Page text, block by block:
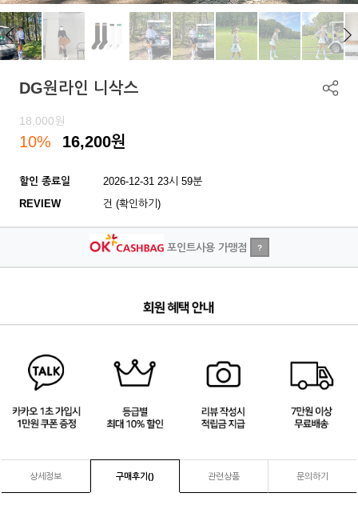
DG원라인 니삭스
18,000원
10% 16,200원
할인 종료일
2026-12-31 23시 59분
REVIEW
건 (확인하기)
포인트사용 가맹점 ?
상세정보 구매후기() 관련상품 문의하기